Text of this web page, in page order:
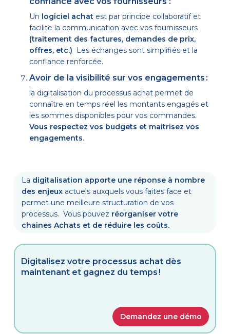
Un logiciel achat est par principe collaboratif et
facilite la communication avec vos fournisseurs
(traitement des factures, demandes de prix,
offres, etc.) Les échanges sont simplifiés et la
confiance renforcée.
Avoir de la visibilité sur vos engagements :
la digitalisation du processus achat permet de
connaître en temps réel les montants engagés et
les sommes disponibles pour vos commandes.
Vous respectez vos budgets et maitrisez vos
engagements.
La digitalisation apporte une réponse à nombre
des enjeux actuels auxquels vous faites face et
permet une meilleure structuration de vos
processus. Vous pouvez réorganiser votre
chaines Achats et de réduire les coûts.
Digitalisez votre processus achat dès
maintenant et gagnez du temps !
Demandez une démo